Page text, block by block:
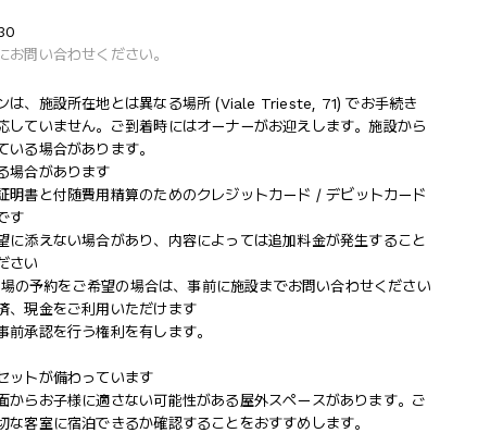
問い合わせください。
は、施設所在地とは異なる場所 (Viale Trieste, 71) でお手続き
ていません。ご到着時にはオーナーがお迎えします。施設から
る場合があります。
場合があります
書と付随費用精算のためのクレジットカード / デビットカード
す
添えない場合があり、内容によっては追加料金が発生すること
さい
の予約をご希望の場合は、事前に施設までお問い合わせください
、現金をご利用いただけます
承認を行う権利を有します。
ットが備わっています
らお子様に適さない可能性がある屋外スペースがあります。ご
客室に宿泊できるか確認することをおすすめします。